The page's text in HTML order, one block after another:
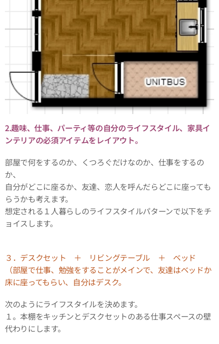
2.趣味、仕事、パーティ等の自分のライフスタイル、家具イ
ンテリアの必須アイテムをレイアウト。
部屋で何をするのか、くつろぐだけなのか、仕事をするの
か、
自分がどこに座るか、友達、恋人を呼んだらどこに座っても
らうかも考えます。
想定される１人暮らしのライフスタイルパターンで以下をチ
ョイスします。
３．デスクセット ＋ リビングテーブル ＋ ベッド
（部屋で仕事、勉強をすることがメインで、友達はベッドか
床に座ってもらい、自分はデスク。
次のようにライフスタイルを決めます。
１。本棚をキッチンとデスクセットのある仕事スペースの壁
代わりにします。